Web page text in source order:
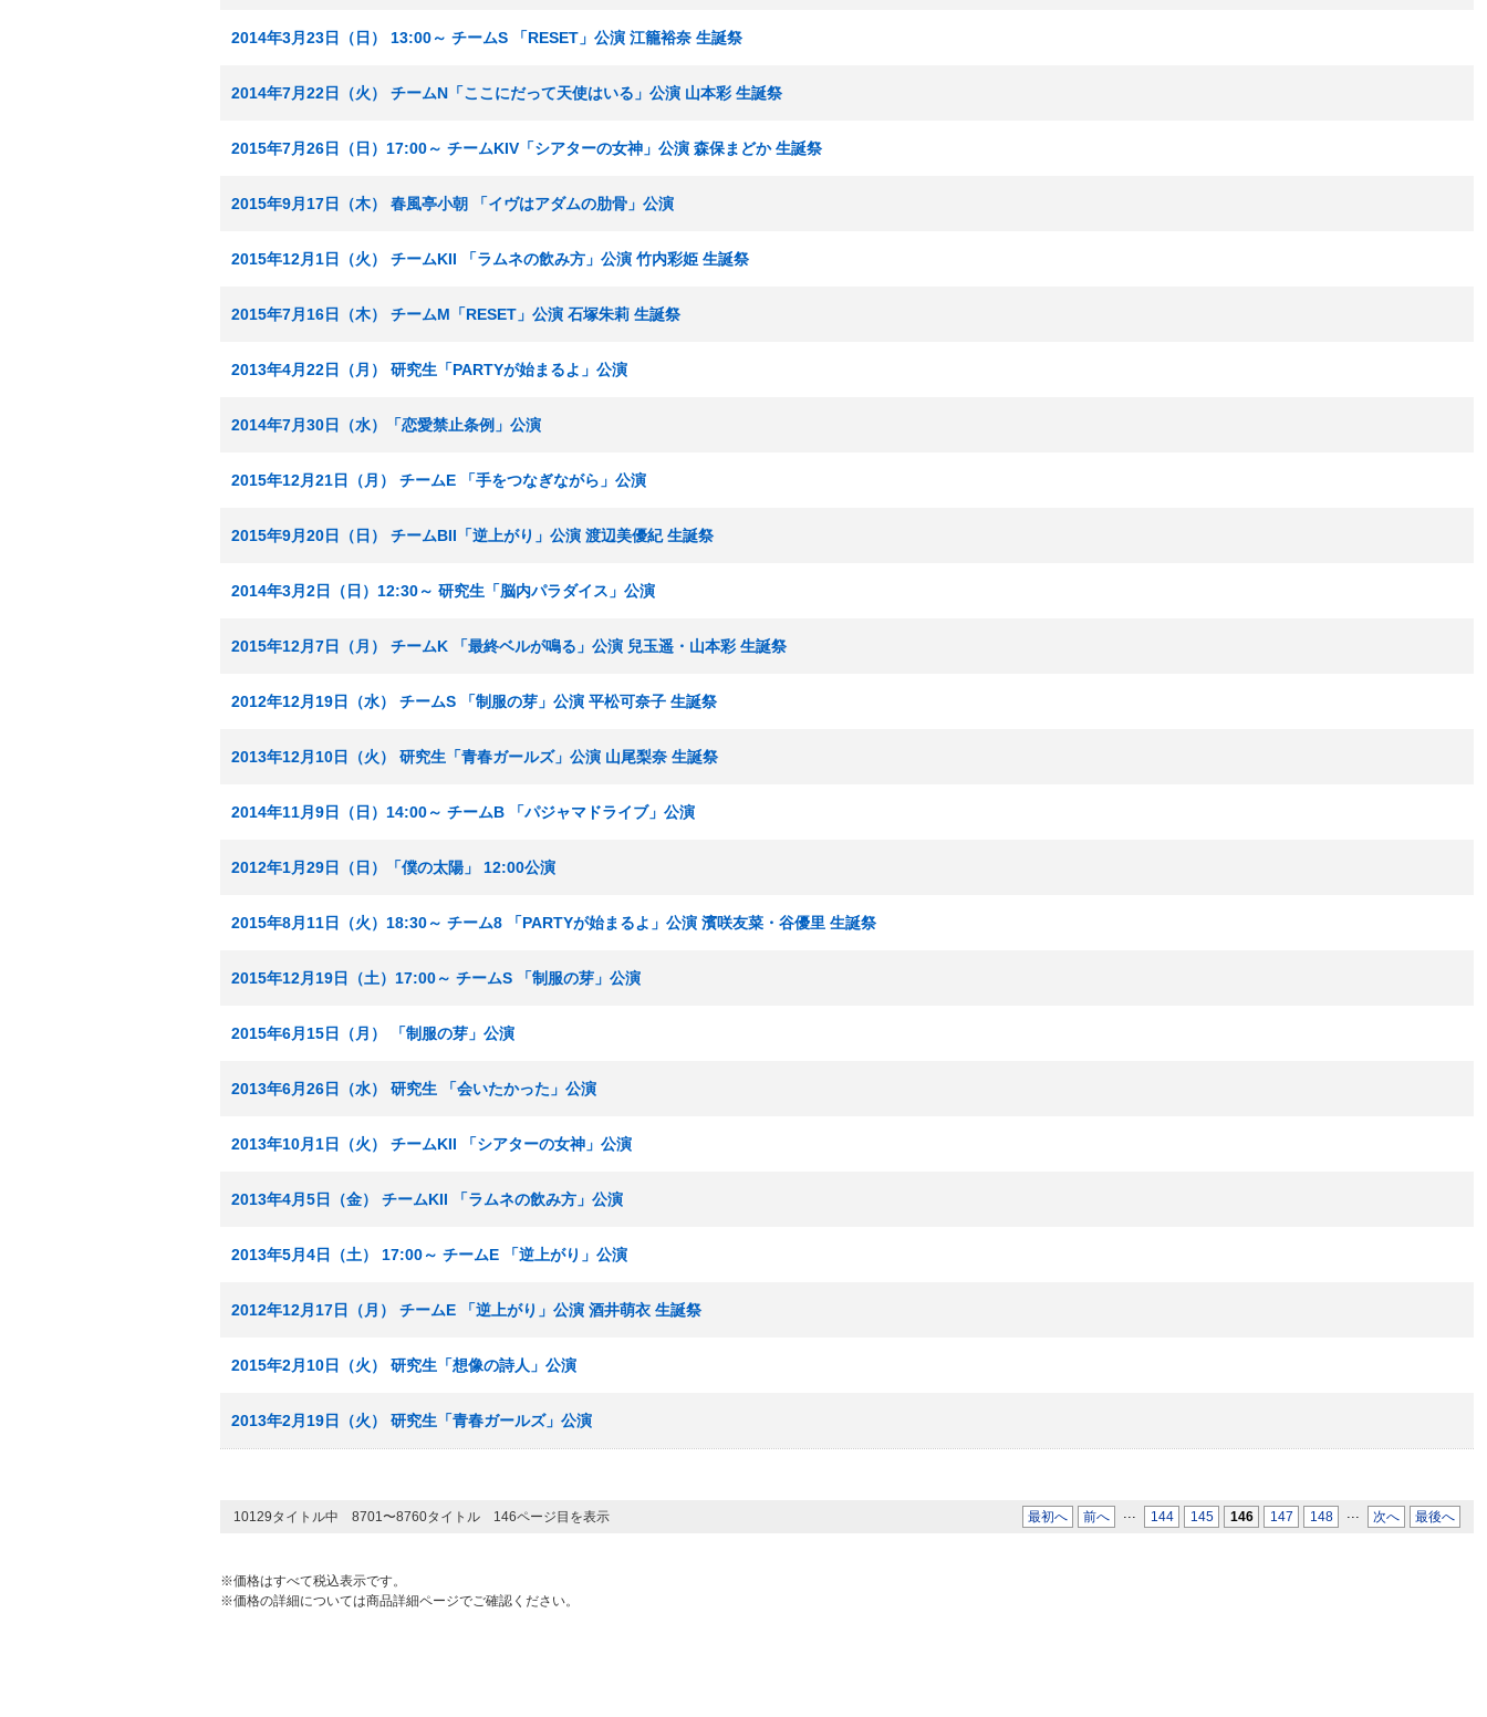
2014年3月23日（日） 13:00～ チームS 「RESET」公演 江籠裕奈 生誕祭
2014年7月22日（火） チームN「ここにだって天使はいる」公演 山本彩 生誕祭
2015年7月26日（日）17:00～ チームKIV「シアターの女神」公演 森保まどか 生誕祭
2015年9月17日（木） 春風亭小朝 「イヴはアダムの肋骨」公演
2015年12月1日（火） チームKII 「ラムネの飲み方」公演 竹内彩姫 生誕祭
2015年7月16日（木） チームM「RESET」公演 石塚朱莉 生誕祭
2013年4月22日（月） 研究生「PARTYが始まるよ」公演
2014年7月30日（水）「恋愛禁止条例」公演
2015年12月21日（月） チームE 「手をつなぎながら」公演
2015年9月20日（日） チームBII「逆上がり」公演 渡辺美優紀 生誕祭
2014年3月2日（日）12:30～ 研究生「脳内パラダイス」公演
2015年12月7日（月） チームK 「最終ベルが鳴る」公演 兒玉遥・山本彩 生誕祭
2012年12月19日（水） チームS 「制服の芽」公演 平松可奈子 生誕祭
2013年12月10日（火） 研究生「青春ガールズ」公演 山尾梨奈 生誕祭
2014年11月9日（日）14:00～ チームB 「パジャマドライブ」公演
2012年1月29日（日）「僕の太陽」 12:00公演
2015年8月11日（火）18:30～ チーム8 「PARTYが始まるよ」公演 濱咲友菜・谷優里 生誕祭
2015年12月19日（土）17:00～ チームS 「制服の芽」公演
2015年6月15日（月） 「制服の芽」公演
2013年6月26日（水） 研究生 「会いたかった」公演
2013年10月1日（火） チームKII 「シアターの女神」公演
2013年4月5日（金） チームKII 「ラムネの飲み方」公演
2013年5月4日（土） 17:00～ チームE 「逆上がり」公演
2012年12月17日（月） チームE 「逆上がり」公演 酒井萌衣 生誕祭
2015年2月10日（火） 研究生「想像の詩人」公演
2013年2月19日（火） 研究生「青春ガールズ」公演
10129タイトル中 8701〜8760タイトル 146ページ目を表示 最初へ 前へ ... 144 145 146 147 148 ... 次へ 最後へ
※価格はすべて税込表示です。
※価格の詳細については商品詳細ページでご確認ください。